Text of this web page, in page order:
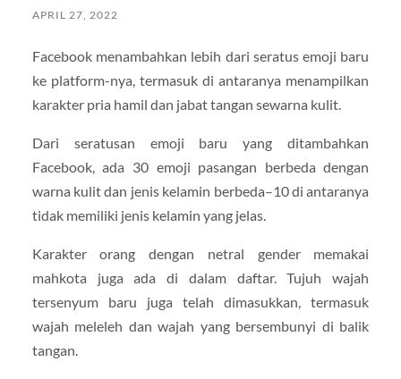
APRIL 27, 2022
Facebook menambahkan lebih dari seratus emoji baru
ke platform-nya, termasuk di antaranya menampilkan
karakter pria hamil dan jabat tangan sewarna kulit.
Dari seratusan emoji baru yang ditambahkan
Facebook, ada 30 emoji pasangan berbeda dengan
warna kulit dan jenis kelamin berbeda–10 di antaranya
tidak memiliki jenis kelamin yang jelas.
Karakter orang dengan netral gender memakai
mahkota juga ada di dalam daftar. Tujuh wajah
tersenyum baru juga telah dimasukkan, termasuk
wajah meleleh dan wajah yang bersembunyi di balik
tangan.